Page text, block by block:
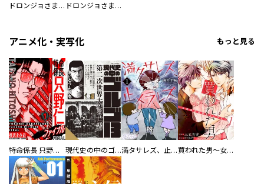
ドロンジョさまは転生しても悪役令嬢のままだった ドロンジョさまは転生しても悪役令嬢のままだった【分冊版】
アニメ化・実写化 もっと見る
特命係長 只野仁ファイナル 愛蔵版 現代史の中のゴルゴ13 満タサレズ、止メラレズ 買われた男～女性限定快感セラピスト～【描き下ろしおまけ付き特装版】